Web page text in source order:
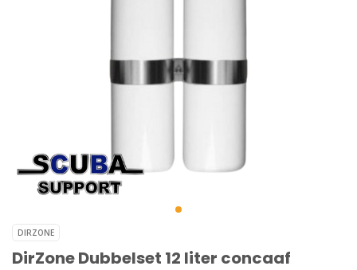
DIRZONE
DirZone Dubbelset 12 liter concaaf